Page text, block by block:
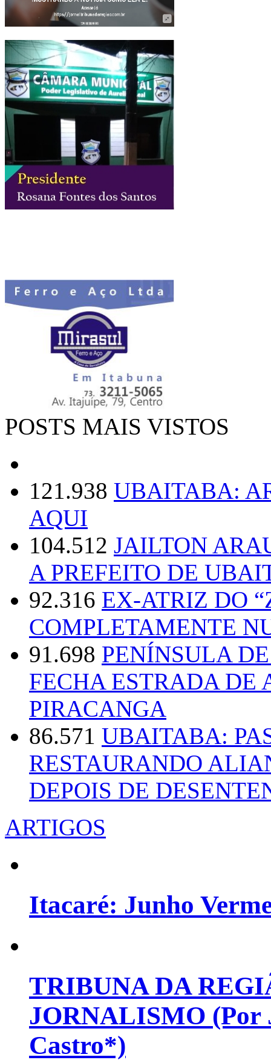
POSTS MAIS VISTOS
121.938 UBAITABA:
AQUI
104.512 JAILTON
A PREFEITO DE
92.316 EX-ATRIZ DO
COMPLETAMENTE
91.698 PENÍNSULA
FECHA ESTRADA DE
PIRACANGA
86.571 UBAITABA:
RESTAURANDO
DEPOIS DE
ARTIGOS
Itacaré: Junho
TRIBUNA DA
JORNALISMO (Por
Castro*)